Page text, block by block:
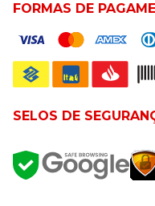
FORMAS DE
SELOS DE